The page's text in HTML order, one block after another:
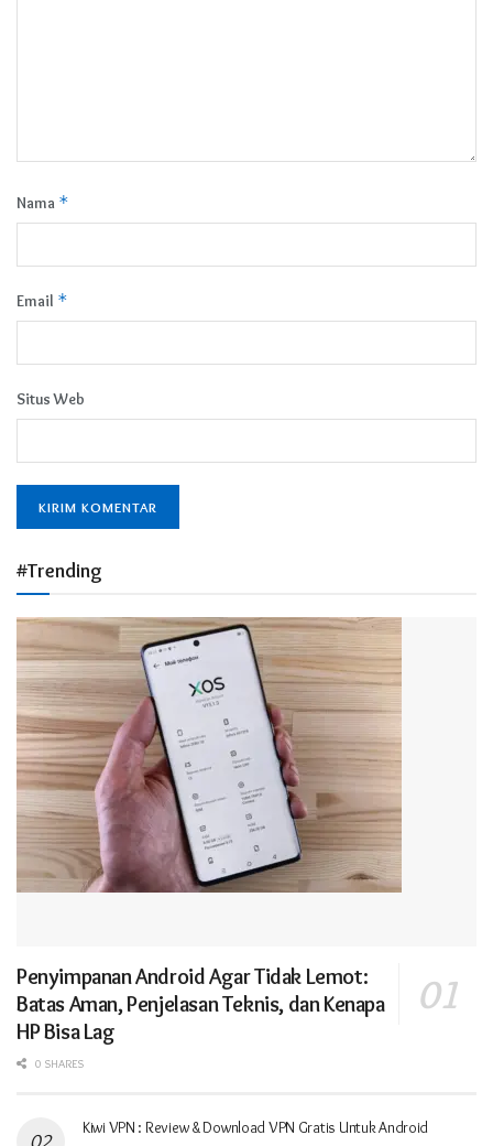
Nama *
Email *
Situs Web
Alternative:
#Trending
Penyimpanan Android Agar Tidak Lemot:
Batas Aman, Penjelasan Teknis, dan Kenapa
HP Bisa Lag
0 SHARES
Kiwi VPN : Review & Download VPN Gratis Untuk Android